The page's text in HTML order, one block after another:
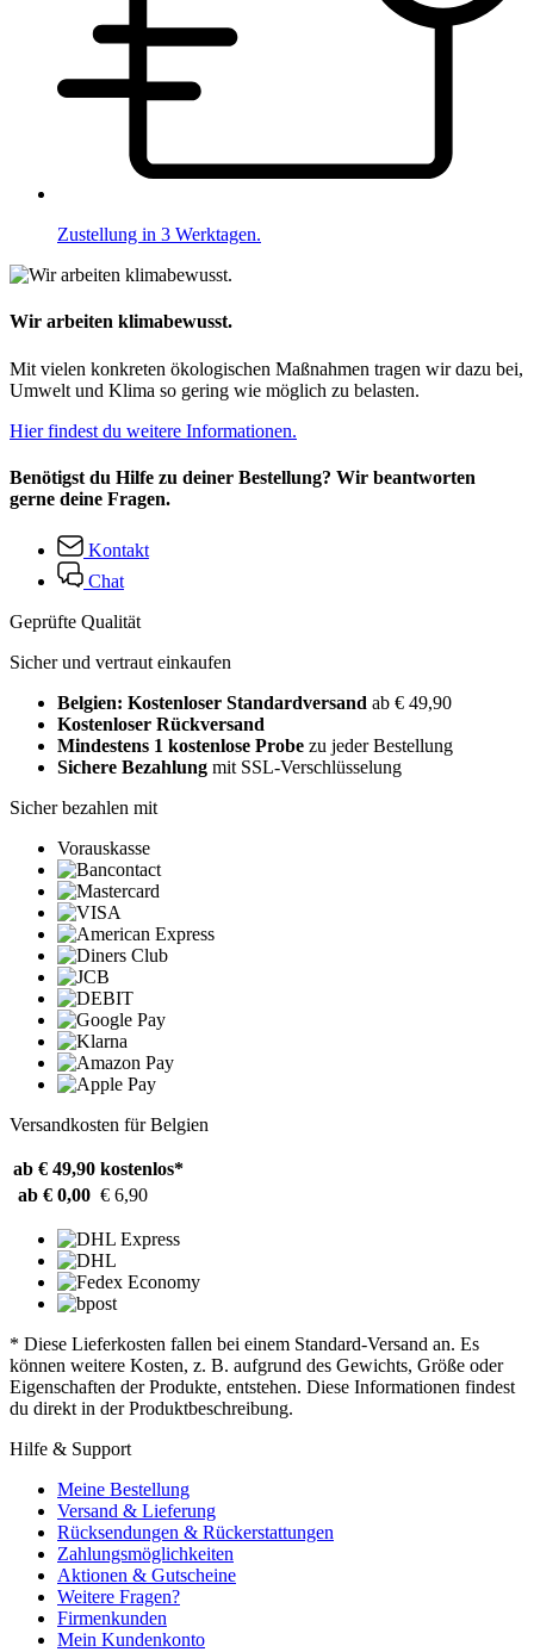
Zustellung in 3 Werktagen.
Wir arbeiten klimabewusst.
Mit vielen konkreten ökologischen Maßnahmen tragen wir dazu bei,
Umwelt und Klima so gering wie möglich zu belasten.
Hier findest du weitere Informationen.
Benötigst du Hilfe zu deiner Bestellung? Wir beantworten
gerne deine Fragen.
Kontakt
Chat
Geprüfte Qualität
Sicher und vertraut einkaufen
Belgien: Kostenloser Standardversand ab € 49,90
Kostenloser Rückversand
Mindestens 1 kostenlose Probe zu jeder Bestellung
Sichere Bezahlung mit SSL-Verschlüsselung
Sicher bezahlen mit
Vorauskasse
Versandkosten für Belgien
ab € 49,90 kostenlos*
ab € 0,00 € 6,90
* Diese Lieferkosten fallen bei einem Standard-Versand an. Es
können weitere Kosten, z. B. aufgrund des Gewichts, Größe oder
Eigenschaften der Produkte, entstehen. Diese Informationen findest
du direkt in der Produktbeschreibung.
Hilfe & Support
Meine Bestellung
Versand & Lieferung
Rücksendungen & Rückerstattungen
Zahlungsmöglichkeiten
Aktionen & Gutscheine
Weitere Fragen?
Firmenkunden
Mein Kundenkonto